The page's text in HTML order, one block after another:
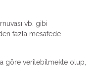
vb. gibi
fazla mesafede
göre verilebilmekte olup,